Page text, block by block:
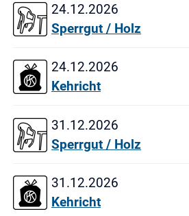
24.12.2026
Sperrgut / Holz
24.12.2026
Kehricht
31.12.2026
Sperrgut / Holz
31.12.2026
Kehricht